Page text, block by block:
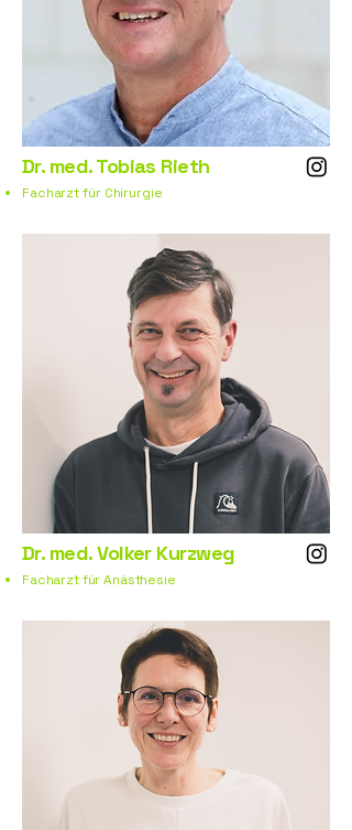
Dr. med. Tobias Rieth
Facharzt für Chirurgie
Dr. med. Volker Kurzweg
Facharzt für Anästhesie